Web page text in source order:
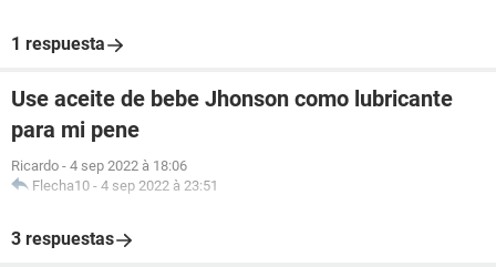
1 respuesta
Use aceite de bebe Jhonson como lubricante
para mi pene
Ricardo - 4 sep 2022 à 18:06
Flecha10 - 4 sep 2022 à 23:51
3 respuestas